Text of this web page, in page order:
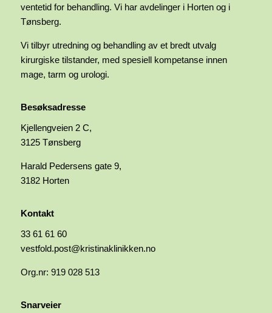
ventetid for behandling. Vi har avdelinger i Horten og i
Tønsberg.
Vi tilbyr utredning og behandling av et bredt utvalg
kirurgiske tilstander, med spesiell kompetanse innen
mage, tarm og urologi.
Besøksadresse
Kjellengveien 2 C,
3125 Tønsberg
Harald Pedersens gate 9,
3182 Horten
Kontakt
33 61 61 60
vestfold.post@kristinaklinikken.no
Org.nr: 919 028 513
Snarveier